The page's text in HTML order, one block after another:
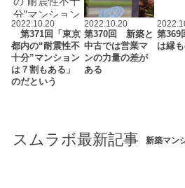
2022.10.20
第371回「東京
都内の“耐震性不
十分”マンション
は７割もある」
のだという
2022.10.20
第370回 新築と
中古では営業マ
ンの力量の差が
ある
第
は縁
スムラボ最新記事 新築マン